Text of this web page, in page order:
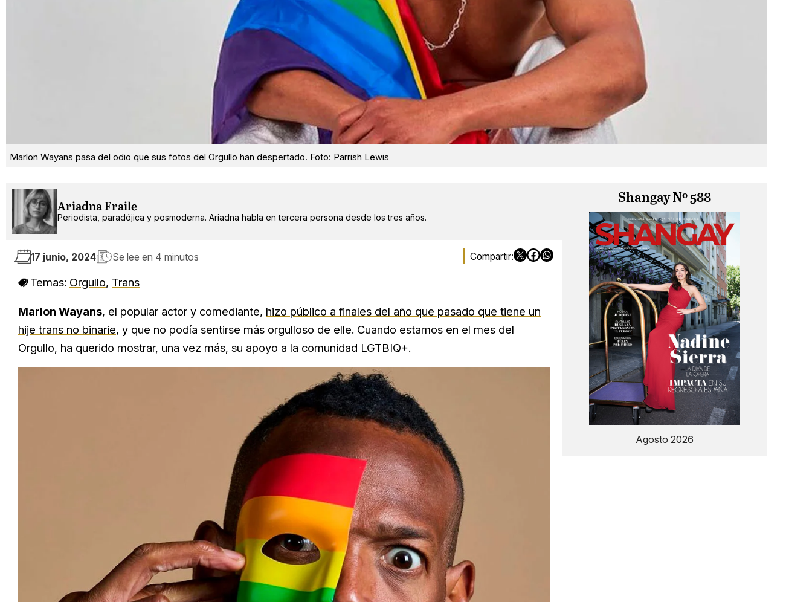
Marlon Wayans pasa del odio que sus fotos del Orgullo han despertado. Foto: Parrish Lewis
Ariadna Fraile
Periodista, paradójica y posmoderna. Ariadna habla en tercera persona desde los tres años.
17 junio, 2024 Se lee en 4 minutos
Temas: Orgullo, Trans
Marlon Wayans, el popular actor y comediante, hizo público a finales del año que pasado que tiene un
hije trans no binarie, y que no podía sentirse más orgulloso de elle. Cuando estamos en el mes del
Orgullo, ha querido mostrar, una vez más, su apoyo a la comunidad LGTBIQ+.
Shangay Nº 588
Agosto 2026